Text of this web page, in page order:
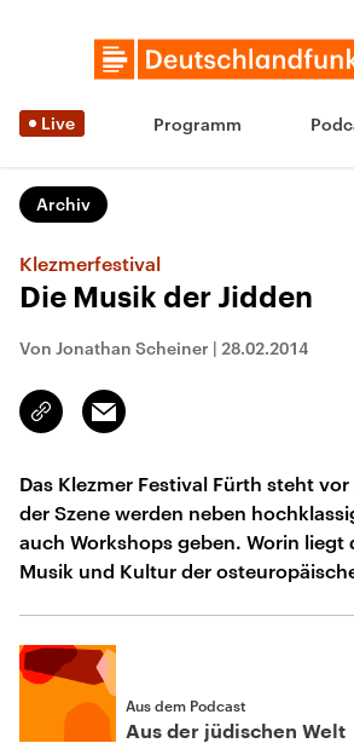
Live Programm
Archiv
Klezmerfestival
Die Musik der Jidden
Von Jonathan Scheiner | 28.02.2014
Link
kopieren/teilen
Email
Das Klezmer Festival Fürth steht vor
der Szene werden neben
auch Workshops geben. Worin liegt
Musik und Kultur der
Aus dem Podcast
Aus der jüdischen Welt